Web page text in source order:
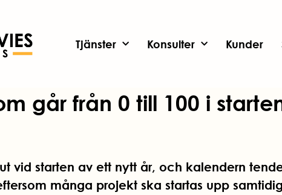
Tjänster Konsulter Kunder
går från 0 till 100 i
vid starten av ett nytt år, och kalendern
många projekt ska startas upp